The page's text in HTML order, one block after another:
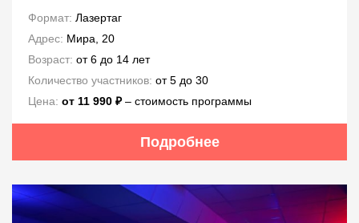
Формат: Лазертаг
Адрес: Мира, 20
Возраст: от 6 до 14 лет
Количество участников: от 5 до 30
Цена: от 11 990 ₽– стоимость программы
Подробнее